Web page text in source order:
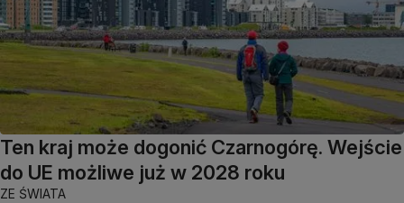
Ten kraj może dogonić Czarnogórę. Wejście
do UE możliwe już w 2028 roku
ZE ŚWIATA